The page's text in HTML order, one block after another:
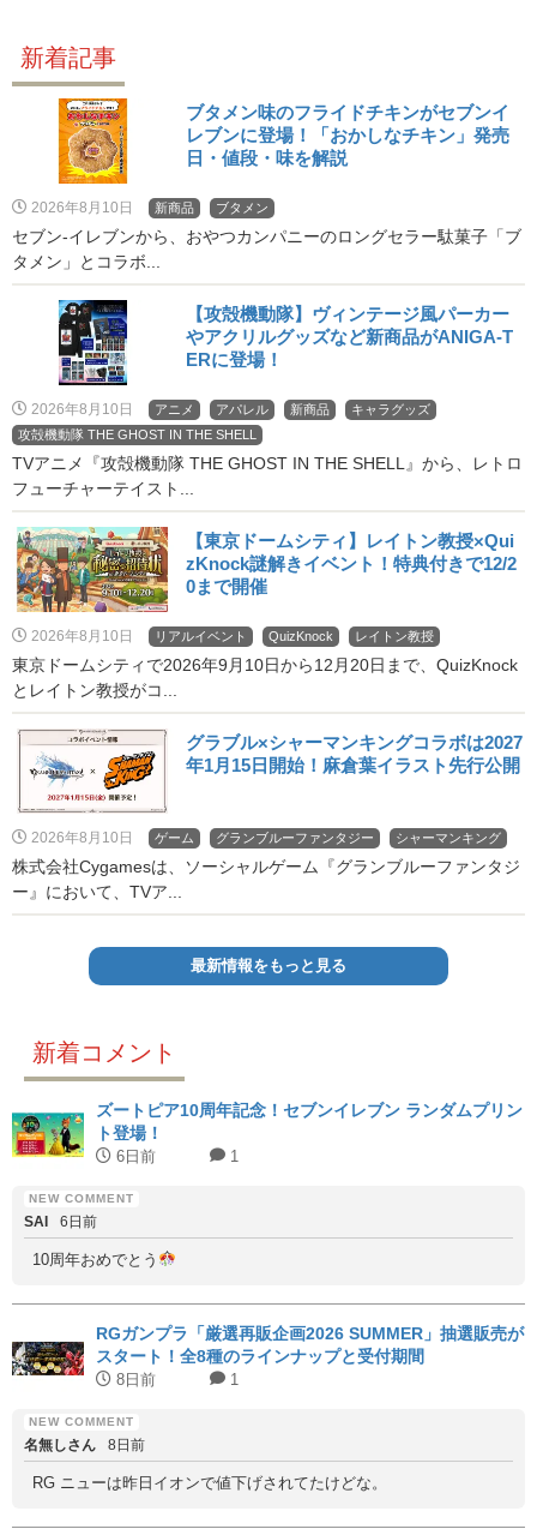
新着記事
ブタメン味のフライドチキンがセブンイ
レブンに登場！「おかしなチキン」発売
日・値段・味を解説
2026年8月10日 新商品 ブタメン
セブン‐イレブンから、おやつカンパニーのロングセラー駄菓子「ブ
タメン」とコラボ...
【攻殻機動隊】ヴィンテージ風パーカー
やアクリルグッズなど新商品がANIGA-T
ERに登場！
2026年8月10日 アニメ アパレル 新商品
キャラグッズ
攻殻機動隊 THE GHOST IN THE SHELL
TVアニメ『攻殻機動隊 THE GHOST IN THE SHELL』から、レトロ
フューチャーテイスト...
【東京ドームシティ】レイトン教授×Qui
zKnock謎解きイベント！特典付きで12/2
0まで開催
2026年8月10日 リアルイベント QuizKnock レイトン教授
東京ドームシティで2026年9月10日から12月20日まで、QuizKnock
とレイトン教授がコ...
グラブル×シャーマンキングコラボは2027
年1月15日開始！麻倉葉イラスト先行公開
2026年8月10日 ゲーム グランブルーファンタジー シャーマンキング
株式会社Cygamesは、ソーシャルゲーム『グランブルーファンタジ
ー』において、TVア...
最新情報をもっと見る
新着コメント
ズートピア10周年記念！セブンイレブン ランダムプリン
ト登場！
6日前 1
SAI 6日前
10周年おめでとう
RGガンプラ「厳選再販企画2026 SUMMER」抽選販売が
スタート！全8種のラインナップと受付期間
8日前 1
名無しさん 8日前
RG ニューは昨日イオンで値下げされてたけどな。